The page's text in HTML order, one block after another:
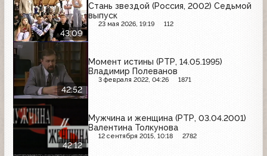
43:09
Стань звездой (Россия, 2002) Седьмой
выпуск
23 мая 2026, 19:19 112
42:52
Момент истины (РТР, 14.05.1995)
Владимир Полеванов
3 февраля 2022, 04:26 1871
42:12
Мужчина и женщина (РТР, 03.04.2001)
Валентина Толкунова
12 сентября 2015, 10:18 2782